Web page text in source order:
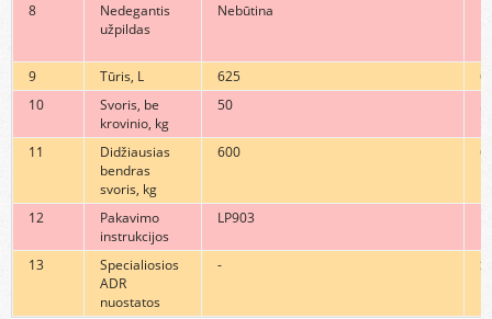
8
Nedegantis
užpildas
Nebūtina
9 Tūris, L 625
10
Svoris, be
krovinio, kg
50
11
Didžiausias
bendras
svoris, kg
600
12
Pakavimo
instrukcijos
LP903
13
Specialiosios
ADR
nuostatos
-